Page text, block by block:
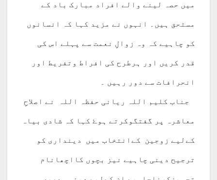
میں حصہ لینے والے افراد مبارک باد کے
مستحق ہیں۔ انہوں نے مزید کہا کہ انسانوں
کو چاہیے کہ وہ زوالِ نعمت سے پہلے اس کی
قدر کریں اور ہرطرح کی افراط وتفریط اور
انحرافات سے دور رہیں ۔
جناب کلیم اللہ ریانی حفظہ اللہ نے اصلاحِ
معاشرہ پر گفتگوکرتے ہوۓ کہا کہ شادی بیاہ
کےلیے زوجین کےانتخاب میں دینداری کو
ترجیح دینی چاہیے نیز بچوں کااچھانام